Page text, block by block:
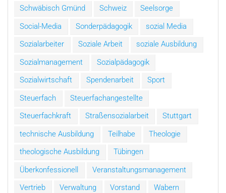
Schwäbisch Gmünd
Schweiz
Seelsorge
Social-Media
Sonderpädagogik
sozial Media
Sozialarbeiter
Soziale Arbeit
soziale Ausbildung
Sozialmanagement
Sozialpädagogik
Sozialwirtschaft
Spendenarbeit
Sport
Steuerfach
Steuerfachangestellte
Steuerfachkraft
Straßensozialarbeit
Stuttgart
technische Ausbildung
Teilhabe
Theologie
theologische Ausbildung
Tübingen
Überkonfessionell
Veranstaltungsmanagement
Vertrieb
Verwaltung Vorstand
Wabern